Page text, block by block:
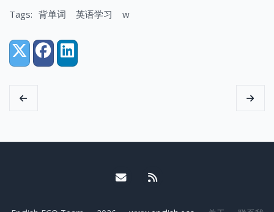
Tags: 背单词 英语学习 w
Share:
X (Twitter)
FacebookLinkedIn
Email me